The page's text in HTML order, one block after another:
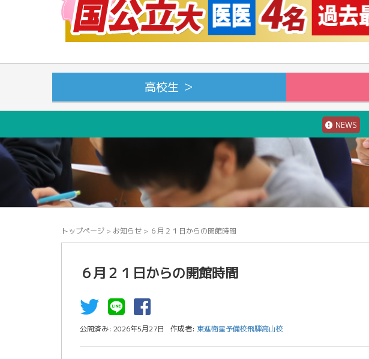
高校生 ＞
NEWS
トップページ > お知らせ > ６月２１日からの開館時間
６月２１日からの開館時間
公開済み: 2026年5月27日 作成者: 東進衛星予備校飛騨高山校